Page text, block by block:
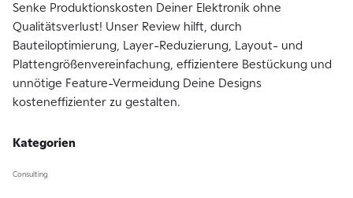
Senke Produktionskosten Deiner Elektronik ohne
Qualitätsverlust! Unser Review hilft, durch
Bauteiloptimierung, Layer-Reduzierung, Layout- und
Plattengrößenvereinfachung, effizientere Bestückung und
unnötige Feature-Vermeidung Deine Designs
kosteneffizienter zu gestalten.
Kategorien
Consulting